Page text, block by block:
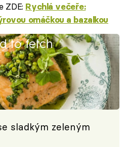
ZDE: Rychlá večeře:
omáčkou a bazalkou
to fetch
sladkým zeleným